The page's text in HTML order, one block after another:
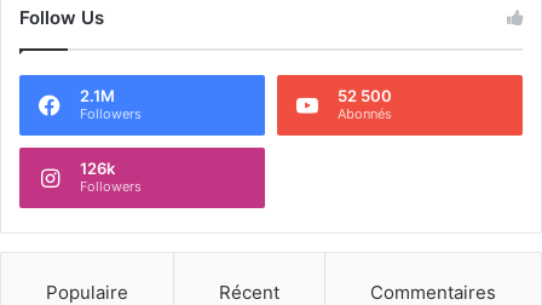
Follow Us
2.1M
Followers
52 500
Abonnés
126k
Followers
Populaire Récent Commentaires